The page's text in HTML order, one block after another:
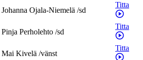
Johanna Ojala-Niemelä /sd
Titta
Pinja Perholehto /sd
Titta
Mai Kivelä /vänst
Titta